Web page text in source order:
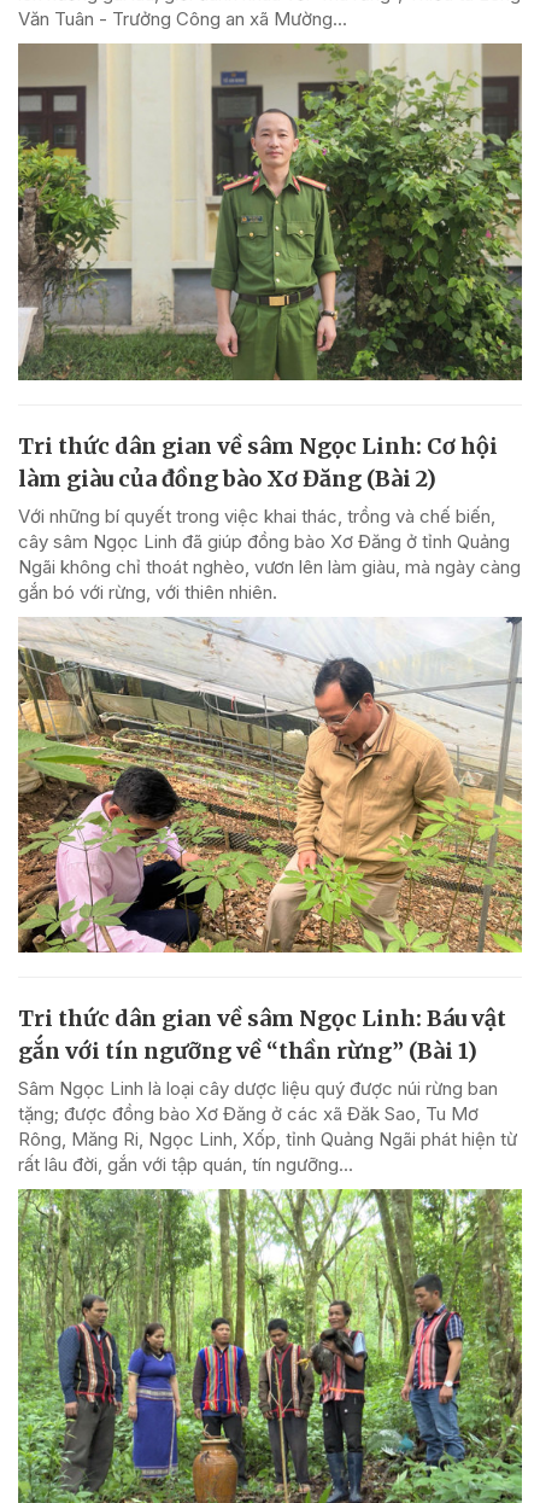
Văn Tuân - Trưởng Công an xã Mường...
Tri thức dân gian về sâm Ngọc Linh: Cơ hội
làm giàu của đồng bào Xơ Đăng (Bài 2)
Với những bí quyết trong việc khai thác, trồng và chế biến,
cây sâm Ngọc Linh đã giúp đồng bào Xơ Đăng ở tỉnh Quảng
Ngãi không chỉ thoát nghèo, vươn lên làm giàu, mà ngày càng
gắn bó với rừng, với thiên nhiên.
Tri thức dân gian về sâm Ngọc Linh: Báu vật
gắn với tín ngưỡng về “thần rừng” (Bài 1)
Sâm Ngọc Linh là loại cây dược liệu quý được núi rừng ban
tặng; được đồng bào Xơ Đăng ở các xã Đăk Sao, Tu Mơ
Rông, Măng Ri, Ngọc Linh, Xốp, tỉnh Quảng Ngãi phát hiện từ
rất lâu đời, gắn với tập quán, tín ngưỡng...